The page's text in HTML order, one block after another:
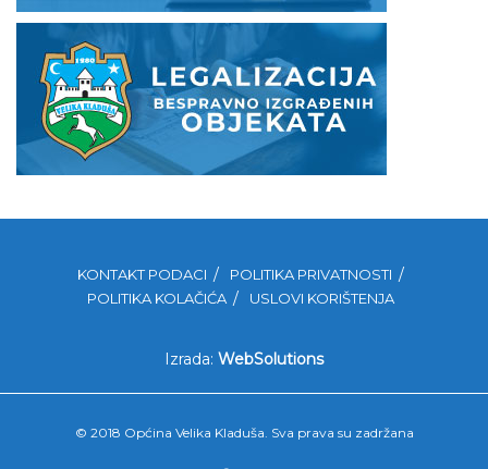
KONTAKT PODACI
POLITIKA PRIVATNOSTI
POLITIKA KOLAČIĆA
USLOVI KORIŠTENJA
Izrada: WebSolutions
© 2018 Općina Velika Kladuša. Sva prava su zadržana